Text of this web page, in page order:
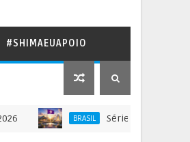
#SHIMAEUAPOIO
BRASIL Série SOLO SAGRADO DO